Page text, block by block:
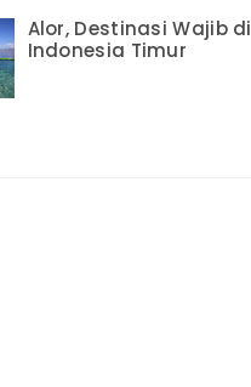
Alor, Destinasi Wajib di
Indonesia Timur